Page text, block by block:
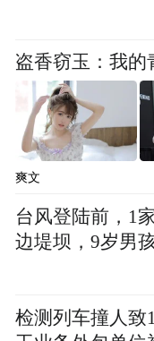
盗香窃玉：我的
爽文
台风登陆前，1
边堤坝，9岁男
检测列车撞人致